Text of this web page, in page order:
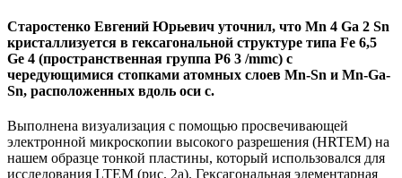
Старостенко Евгений Юрьевич уточнил, что Mn 4 Ga 2 Sn
кристаллизуется в гексагональной структуре типа Fe 6,5
Ge 4 (пространственная группа P6 3 /mmc) с
чередующимися стопками атомных слоев Mn-Sn и ​​Mn-Ga-
Sn, расположенных вдоль оси с.
Выполнена визуализация с помощью просвечивающей
электронной микроскопии высокого разрешения (HRTEM) на
нашем образце тонкой пластины, который использовался для
исследования LTEM (рис. 2а). Гексагональная элементарная